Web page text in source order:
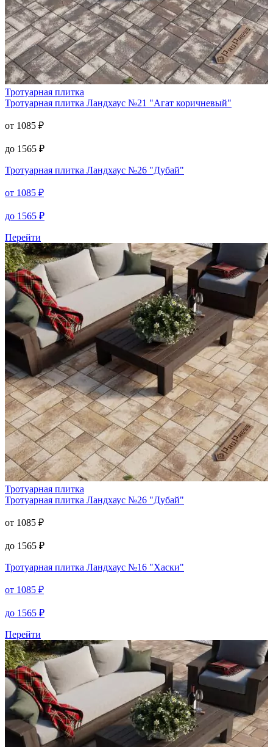
Тротуарная плитка
Тротуарная плитка Ландхаус №21 "Агат коричневый"
от 1085 ₽
до 1565 ₽
Тротуарная плитка Ландхаус №26 "Дубай"
от 1085 ₽
до 1565 ₽
Перейти
Тротуарная плитка
Тротуарная плитка Ландхаус №26 "Дубай"
от 1085 ₽
до 1565 ₽
Тротуарная плитка Ландхаус №16 "Хаски"
от 1085 ₽
до 1565 ₽
Перейти